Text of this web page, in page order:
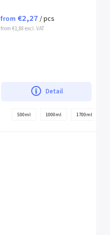
Červená Růžová Oranžová
from €1,88 excl. VAT
from €2,27 / pcs
Detail
500ml 1000ml 1700ml